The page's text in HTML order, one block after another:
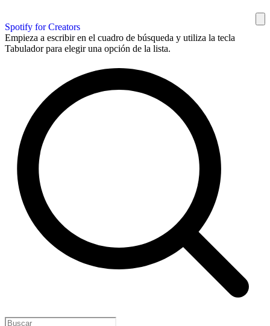
Spotify for Creators
Empieza a escribir en el cuadro de búsqueda y utiliza la tecla
Tabulador para elegir una opción de la lista.